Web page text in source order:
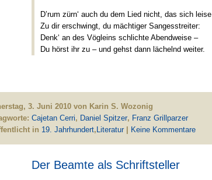
D’rum zürn‘ auch du dem Lied nicht, das sich leise
Zu dir erschwingt, du mächtiger Sangesstreiter:
Denk‘ an des Vögleins schlichte Abendweise –
Du hörst ihr zu – und gehst dann lächelnd weiter.
3. Juni 2010 von Karin S. Wozonig
Cajetan Cerri, Daniel Spitzer, Franz Grillparzer
in 19. Jahrhundert, Literatur Keine Kommentare
Der Beamte als Schriftsteller